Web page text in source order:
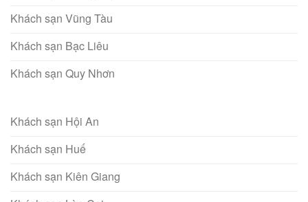
Khách sạn Vũng Tàu
Khách sạn Bạc Liêu
Khách sạn Quy Nhơn
Khách sạn Hội An
Khách sạn Huế
Khách sạn Kiên Giang